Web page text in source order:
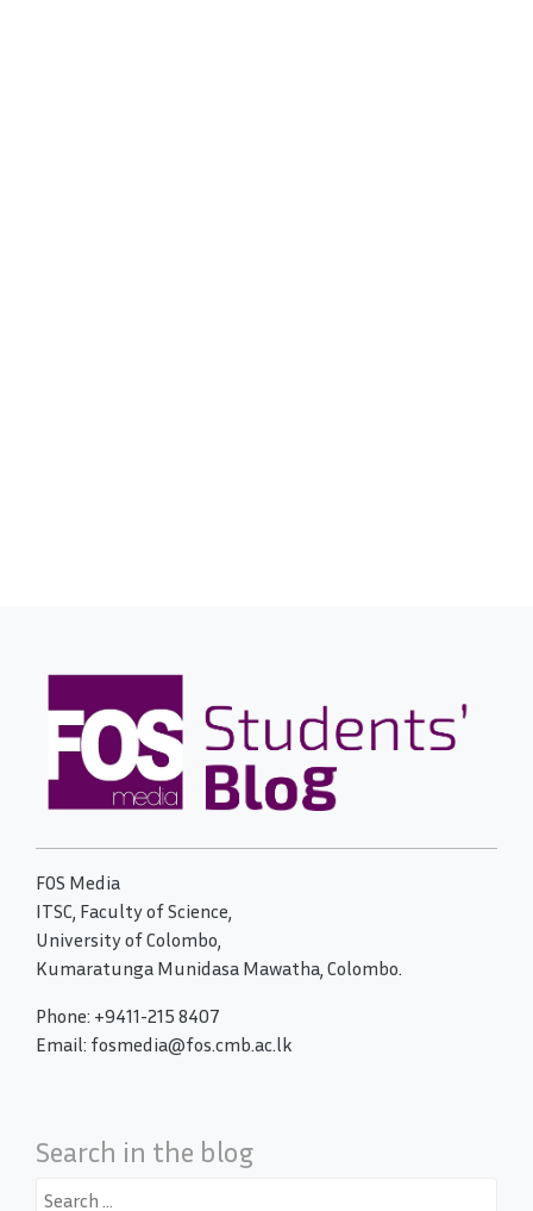
FOS Media
ITSC, Faculty of Science,
University of Colombo,
Kumaratunga Munidasa Mawatha, Colombo.
Phone: +9411-215 8407
Email: fosmedia@fos.cmb.ac.lk
Search in the blog
Search